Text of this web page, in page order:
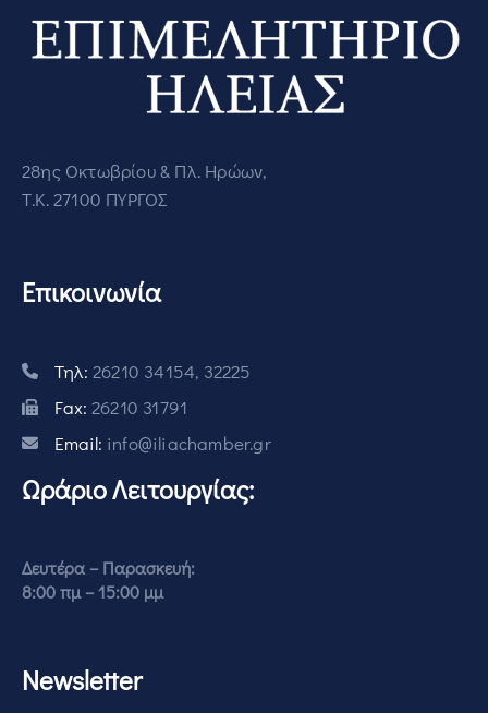
28ης Οκτωβρίου & Πλ. Ηρώων,
Τ.Κ. 27100 ΠΥΡΓΟΣ
Επικοινωνία
Τηλ: 26210 34154, 32225
Fax: 26210 31791
Email: info@iliachamber.gr
Ωράριο Λειτουργίας:
Δευτέρα – Παρασκευή:
8:00 πμ – 15:00 μμ
Newsletter